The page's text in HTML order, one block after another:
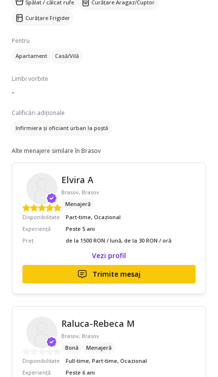
Spălat / călcat rufe Curățare Aragaz/Cuptor
Curățare Frigider
Pentru
Apartament Casă/Vilă
Limbi vorbite
-
Calificări adiționale
Infirmiera și oficiant urban la poștă
Alte menajere similare în Brasov
Elvira A
Brasov, Brasov
Menajeră
Disponibilitate
Part-time, Ocazional
Experiență
Peste 5 ani
Preț
de la 1500 RON / lună, de la 30 RON / oră
Vezi profil
Trimite mesaj
Raluca-Rebeca M
Brasov, Brasov
Bonă
Menajeră
Disponibilitate
Full-time, Part-time, Ocazional
Experiență
Peste 6 ani